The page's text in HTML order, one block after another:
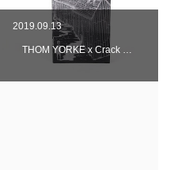
2019.09.13
THOM YORKE x Crack …